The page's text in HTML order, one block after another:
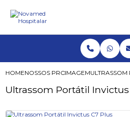
HOMENOSSOS PRODUTOS
IMAGEMULTRASSOM
Ultrassom Portátil Invictus